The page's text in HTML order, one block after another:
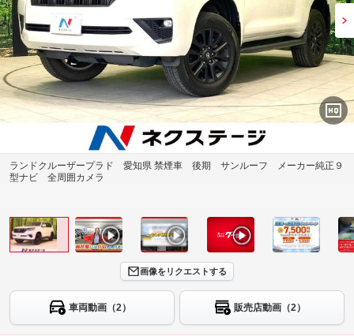
ランドクルーザープラド 愛知県 禁煙車 後期 サンルーフ メーカー純正９
型ナビ 全周囲カメラ
画像をリクエストする
車両動画（2） 販売店動画（2）